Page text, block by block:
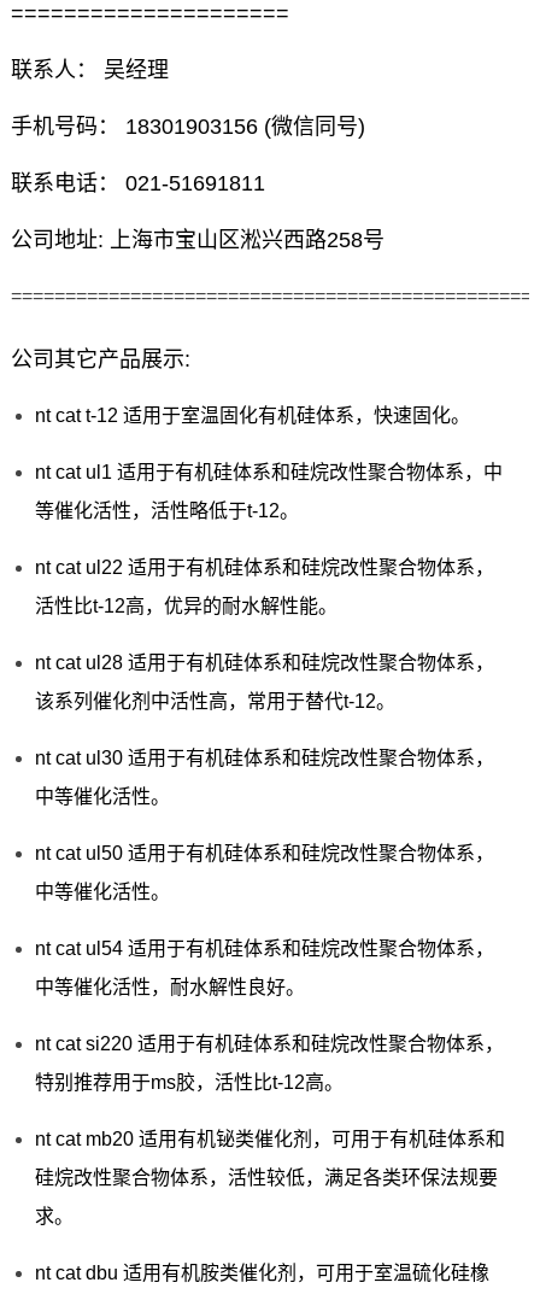
=====================
联系人： 吴经理
手机号码： 18301903156 (微信同号)
联系电话： 021-51691811
公司地址: 上海市宝山区淞兴西路258号
公司其它产品展示:
nt cat t-12 适用于室温固化有机硅体系，快速固化。
nt cat ul1 适用于有机硅体系和硅烷改性聚合物体系，中
等催化活性，活性略低于t-12。
nt cat ul22 适用于有机硅体系和硅烷改性聚合物体系，
活性比t-12高，优异的耐水解性能。
nt cat ul28 适用于有机硅体系和硅烷改性聚合物体系，
该系列催化剂中活性高，常用于替代t-12。
nt cat ul30 适用于有机硅体系和硅烷改性聚合物体系，
中等催化活性。
nt cat ul50 适用于有机硅体系和硅烷改性聚合物体系，
中等催化活性。
nt cat ul54 适用于有机硅体系和硅烷改性聚合物体系，
中等催化活性，耐水解性良好。
nt cat si220 适用于有机硅体系和硅烷改性聚合物体系，
特别推荐用于ms胶，活性比t-12高。
nt cat mb20 适用有机铋类催化剂，可用于有机硅体系和
硅烷改性聚合物体系，活性较低，满足各类环保法规要
求。
nt cat dbu 适用有机胺类催化剂，可用于室温硫化硅橡